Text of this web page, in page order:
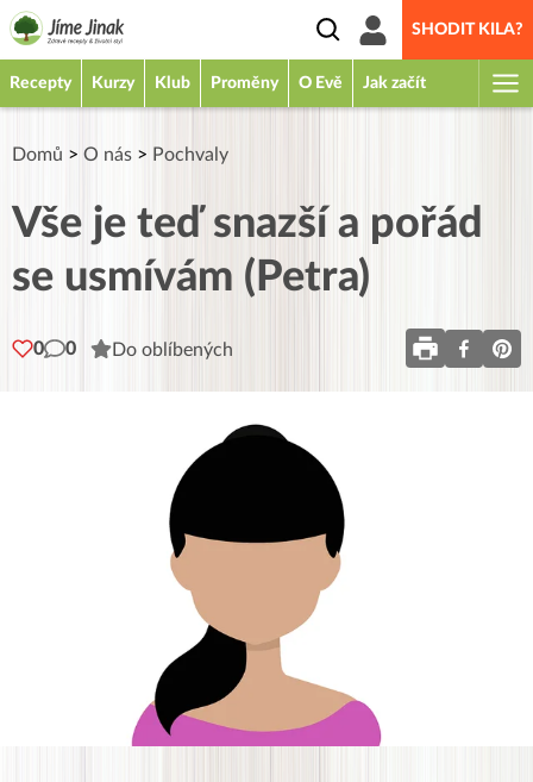
SHODIT KILA?
Recepty Kurzy Klub Proměny O Evě Jak začít
Domů > O nás > Pochvaly
Vše je teď snazší a pořád
se usmívám (Petra)
0 0 Do oblíbených